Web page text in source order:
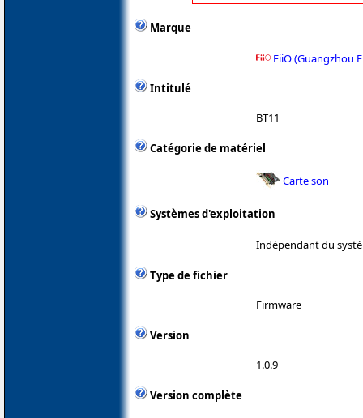
Marque
FiiO (Guangzhou
Intitulé
BT11
Catégorie de matériel
Carte son
Systèmes d'exploitation
Indépendant du
Type de fichier
Firmware
Version
1.0.9
Version complète